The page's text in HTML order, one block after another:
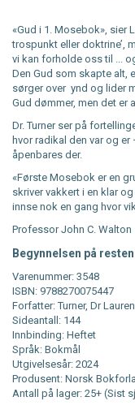
«Gud i 1. Mosebok», sier
trospunkt eller doktrine’,
vi kan forholde oss til ...
Den Gud som skapte alt,
sørger over ynd og lider
Gud dømmer, men det er
Dr. Turner ser på
hvor radikal den var og
åpenbares der.
«Første Mosebok er en
skriver vakkert i en klar
innse nok en gang hvor
Professor John C. Walton
Begynnelsen på
Varenummer: 3548
ISBN: 9788270075447
Forfatter: Turner, Dr
Sideantall: 144
Innbinding: Heftet
Språk: Bokmål
Utgivelsesår: 2024
Produsent: Norsk
Antall på lager: 25+ (Sist